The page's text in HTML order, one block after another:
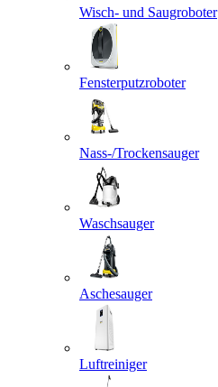
Wisch- und Saugroboter
Fensterputzroboter
Nass-/Trockensauger
Waschsauger
Aschesauger
Luftreiniger